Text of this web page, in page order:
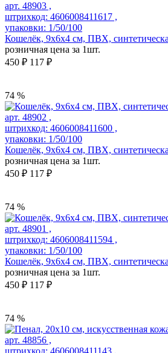
арт. 48903 ,
штрихкод: 4606008411617 ,
упаковки: 1/50/100
Кошелёк, 9х6х4 см, ПВХ,
розничная цена за 1шт.
450 ₽ 117 ₽
74 %
арт. 48902 ,
штрихкод: 4606008411600 ,
упаковки: 1/50/100
Кошелёк, 9х6х4 см, ПВХ,
розничная цена за 1шт.
450 ₽ 117 ₽
74 %
арт. 48901 ,
штрихкод: 4606008411594 ,
упаковки: 1/50/100
Кошелёк, 9х6х4 см, ПВХ,
розничная цена за 1шт.
450 ₽ 117 ₽
74 %
арт. 48856 ,